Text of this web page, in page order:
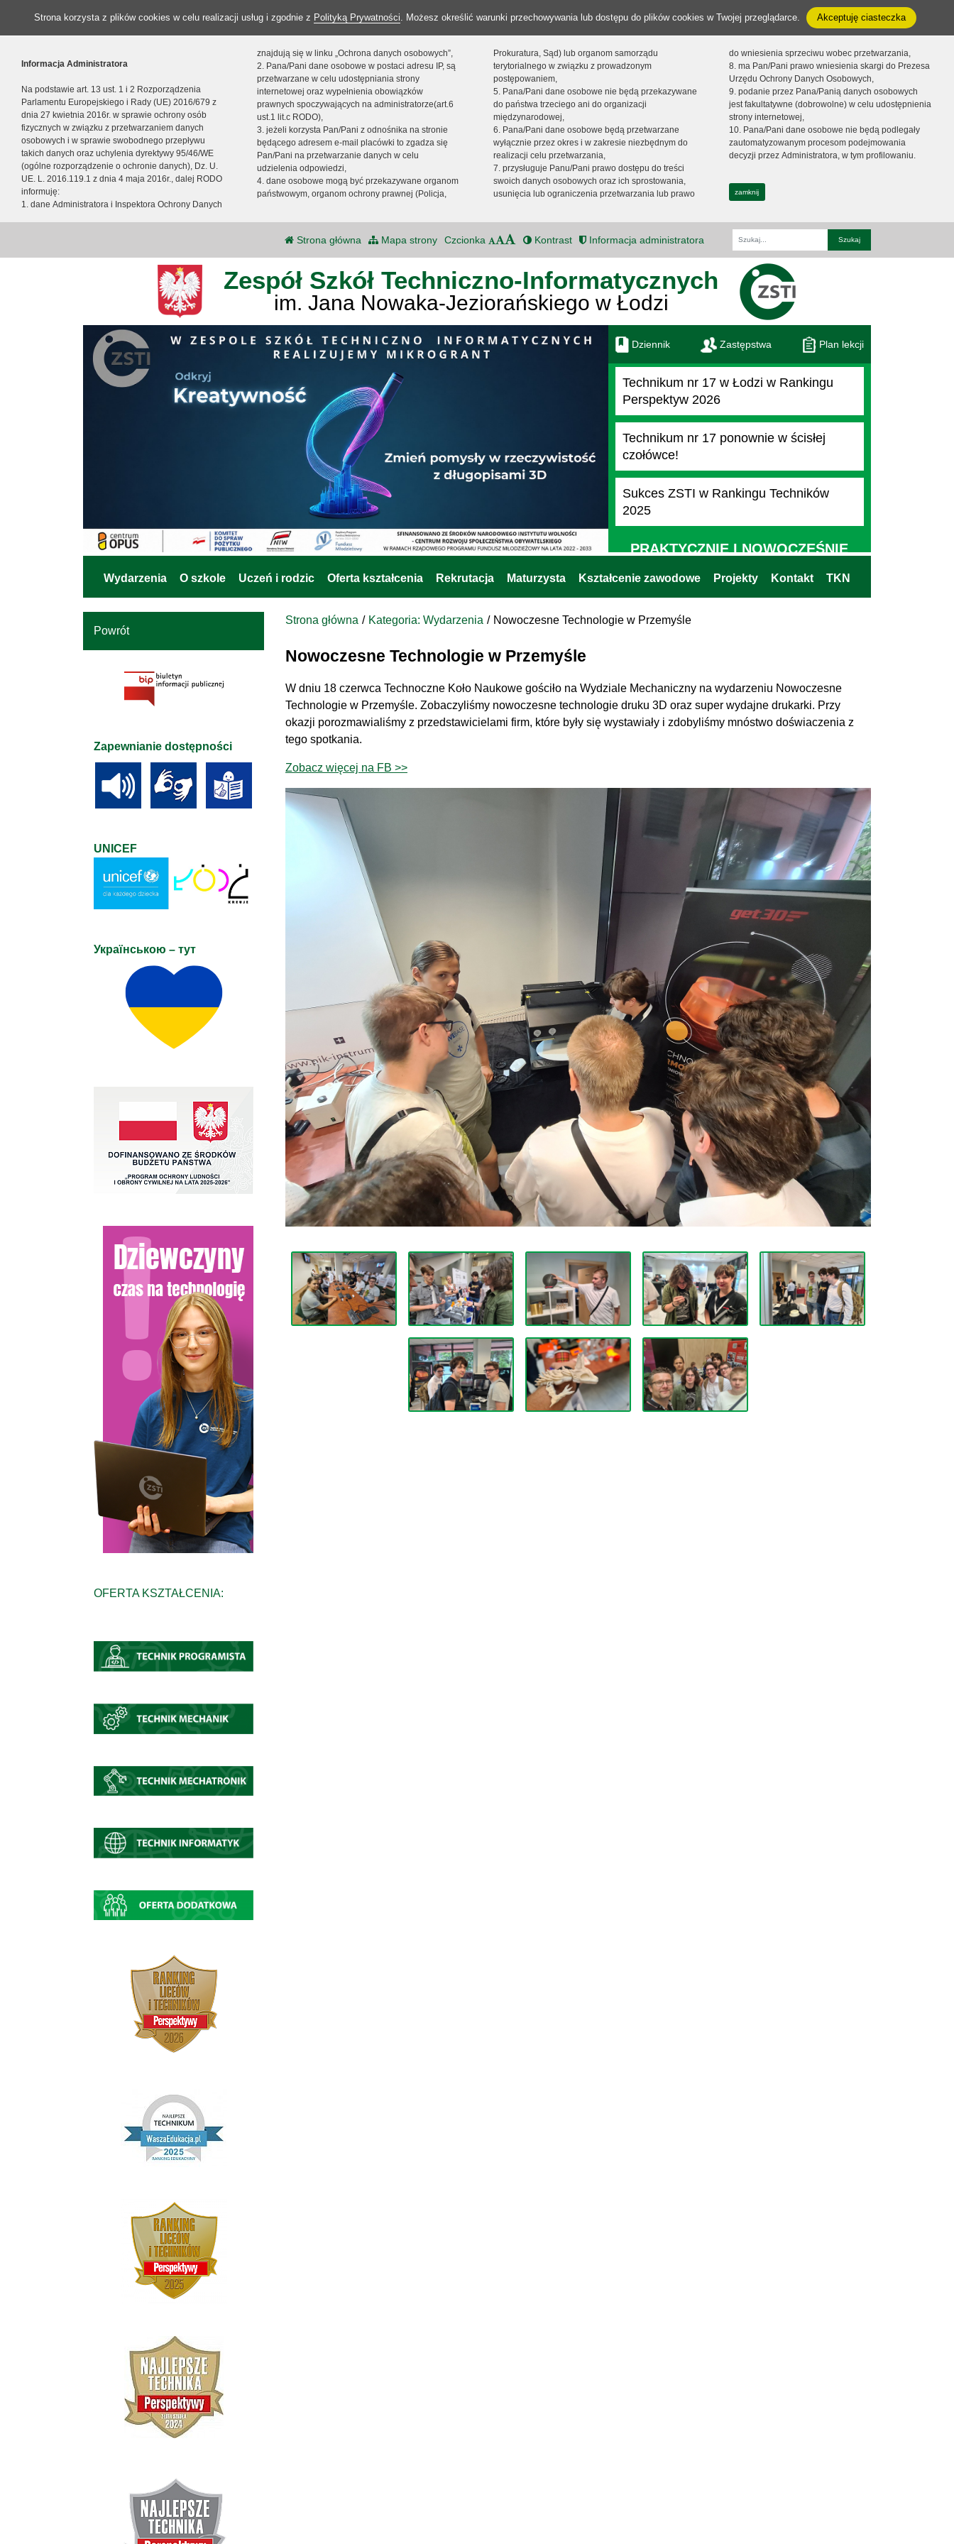
Strona korzysta z plików cookies w celu realizacji usług i zgodnie z Polityką Prywatności. Możesz określić warunki przechowywania lub dostępu do plików cookies w Twojej przeglądarce. Akceptuję ciasteczka
Informacja Administratora
Na podstawie art. 13 ust. 1 i 2 Rozporządzenia
Parlamentu Europejskiego i Rady (UE) 2016/679 z
dnia 27 kwietnia 2016r. w sprawie ochrony osób
fizycznych w związku z przetwarzaniem danych
osobowych i w sprawie swobodnego przepływu
takich danych oraz uchylenia dyrektywy 95/46/WE
(ogólne rozporządzenie o ochronie danych), Dz. U.
UE. L. 2016.119.1 z dnia 4 maja 2016r., dalej RODO
informuję:
1. dane Administratora i Inspektora Ochrony Danych
znajdują się w linku „Ochrona danych osobowych”,
2. Pana/Pani dane osobowe w postaci adresu IP, są
przetwarzane w celu udostępniania strony
internetowej oraz wypełnienia obowiązków
prawnych spoczywających na administratorze(art.6
ust.1 lit.c RODO),
3. jeżeli korzysta Pan/Pani z odnośnika na stronie
będącego adresem e-mail placówki to zgadza się
Pan/Pani na przetwarzanie danych w celu
udzielenia odpowiedzi,
4. dane osobowe mogą być przekazywane organom
państwowym, organom ochrony prawnej (Policja,
Prokuratura, Sąd) lub organom samorządu
terytorialnego w związku z prowadzonym
postępowaniem,
5. Pana/Pani dane osobowe nie będą przekazywane
do państwa trzeciego ani do organizacji
międzynarodowej,
6. Pana/Pani dane osobowe będą przetwarzane
wyłącznie przez okres i w zakresie niezbędnym do
realizacji celu przetwarzania,
7. przysługuje Panu/Pani prawo dostępu do treści
swoich danych osobowych oraz ich sprostowania,
usunięcia lub ograniczenia przetwarzania lub prawo
do wniesienia sprzeciwu wobec przetwarzania,
8. ma Pan/Pani prawo wniesienia skargi do Prezesa
Urzędu Ochrony Danych Osobowych,
9. podanie przez Pana/Panią danych osobowych
jest fakultatywne (dobrowolne) w celu udostępnienia
strony internetowej,
10. Pana/Pani dane osobowe nie będą podlegały
zautomatyzowanym procesom podejmowania
decyzji przez Administratora, w tym profilowaniu.
zamknij
Strona główna Mapa strony Czcionka Kontrast Informacja administratora
Fraza
Zespół Szkół Techniczno-Informatycznych
im. Jana Nowaka-Jeziorańskiego w Łodzi
Dziennik Zastępstwa Plan lekcji
Technikum nr 17 w Łodzi w Rankingu
Perspektyw 2026
Technikum nr 17 ponownie w ścisłej
czołówce!
Sukces ZSTI w Rankingu Techników
2025
PRAKTYCZNIE I NOWOCZEŚNIE
Wydarzenia O szkole Uczeń i rodzic Oferta kształcenia Rekrutacja Maturzysta Kształcenie zawodowe Projekty Kontakt TKN
Strona główna Kategoria: Wydarzenia Nowoczesne Technologie w Przemyśle
Nowoczesne Technologie w Przemyśle
W dniu 18 czerwca Technoczne Koło Naukowe gościło na Wydziale Mechaniczny na wydarzeniu Nowoczesne
Technologie w Przemyśle. Zobaczyliśmy nowoczesne technologie druku 3D oraz super wydajne drukarki. Przy
okazji porozmawialiśmy z przedstawicielami firm, które były się wystawiały i zdobyliśmy mnóstwo doświaczenia z
tego spotkania.
Zobacz więcej na FB >>
Powrót
Zapewnianie dostępności
UNICEF
Українською – тут
OFERTA KSZTAŁCENIA: